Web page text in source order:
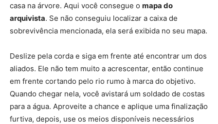
casa na árvore. Aqui você consegue o mapa do
arquivista. Se não conseguiu localizar a caixa de
sobrevivência mencionada, ela será exibida no seu mapa.
Deslize pela corda e siga em frente até encontrar um dos
aliados. Ele não tem muito a acrescentar, então continue
em frente cortando pelo rio rumo à marca do objetivo.
Quando chegar nela, você avistará um soldado de costas
para a água. Aproveite a chance e aplique uma finalização
furtiva, depois, use os meios disponíveis necessários